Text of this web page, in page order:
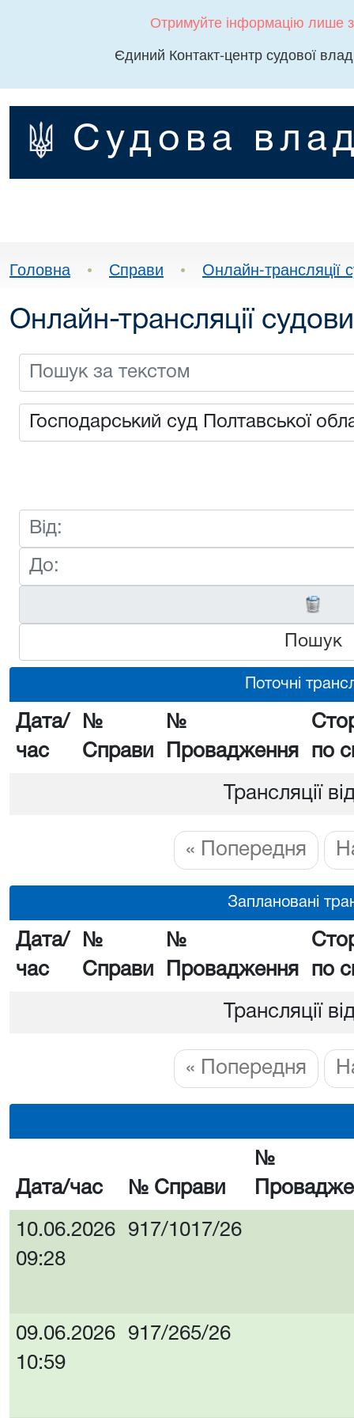
Отримуйте інформацію лише
Єдиний Контакт-центр судової
Судова
Головна • Справи • Онлайн-трансляції
Онлайн-трансляції
Пошук
Поточні
Дата/
час
№
Справи
№
Провадження
по
Трансляції
« Попередня
Заплановані
Дата/
час
№
Справи
№
Провадження
по
Трансляції
« Попередня
Дата/час № Справи
№
10.06.2026
09:28
917/1017/26
09.06.2026
10:59
917/265/26